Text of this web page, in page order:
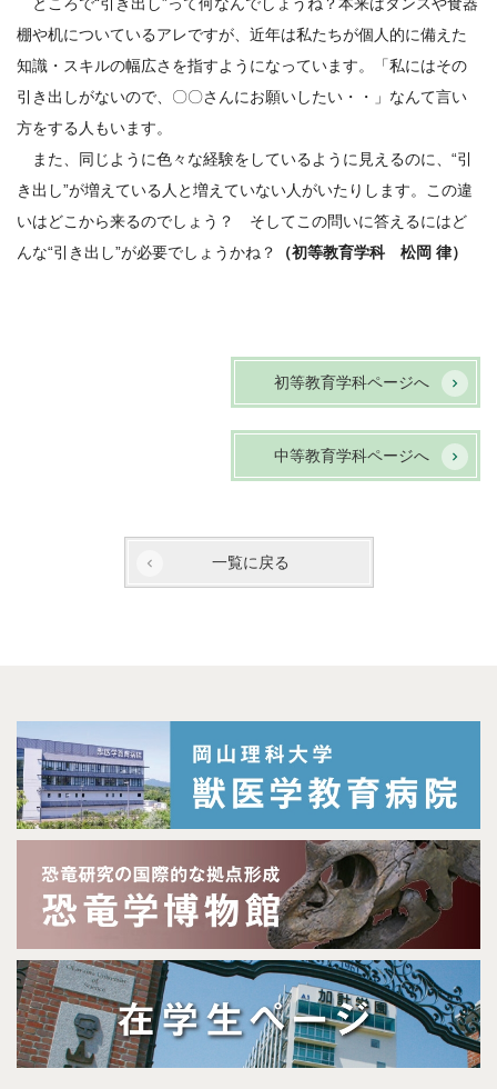
棚や机についているアレですが、近年は私たちが個人的に備えた
知識・スキルの幅広さを指すようになっています。「私にはその
引き出しがないので、〇〇さんにお願いしたい・・」なんて言い
方をする人もいます。
また、同じように色々な経験をしているように見えるのに、“引
き出し”が増えている人と増えていない人がいたりします。この違
いはどこから来るのでしょう？ そしてこの問いに答えるにはど
んな“引き出し”が必要でしょうかね？
（初等教育学科 松岡 律）
初等教育学科ページへ
中等教育学科ページへ
一覧に戻る